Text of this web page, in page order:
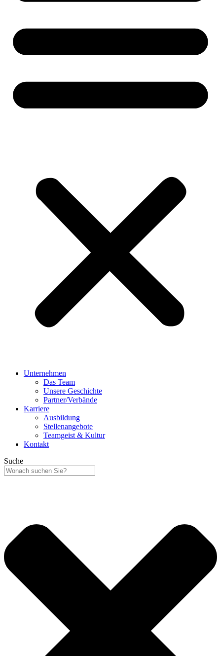
Unternehmen
Das Team
Unsere Geschichte
Partner/Verbände
Karriere
Ausbildung
Stellenangebote
Teamgeist & Kultur
Kontakt
Suche